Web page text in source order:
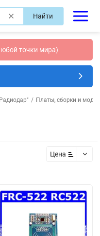
Найти
точки мира)
/ Платы, сборки и
Цена